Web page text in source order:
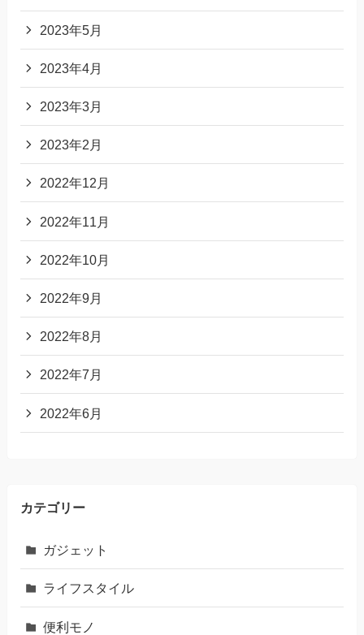
2023年5月
2023年4月
2023年3月
2023年2月
2022年12月
2022年11月
2022年10月
2022年9月
2022年8月
2022年7月
2022年6月
カテゴリー
ガジェット
ライフスタイル
便利モノ